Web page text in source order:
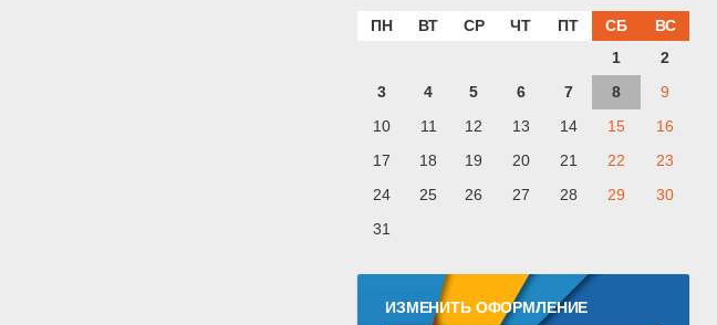
ПН ВТ СР ЧТ ПТ СБ
ВС
1
2
3
4 5 6 7 8
9
10
11 12 13 14 15
16
17
18 19 20 21 22
23
24
25 26 27 28 29
30
31
ИЗМЕНИТЬ ОФОРМЛЕНИЕ